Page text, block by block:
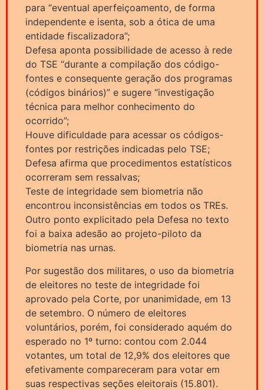
para “eventual aperfeiçoamento, de forma
independente e isenta, sob a ótica de uma
entidade fiscalizadora”;
Defesa aponta possibilidade de acesso à rede
do TSE “durante a compilação dos código-
fontes e consequente geração dos programas
(códigos binários)” e sugere “investigação
técnica para melhor conhecimento do
ocorrido”;
Houve dificuldade para acessar os códigos-
fontes por restrições indicadas pelo TSE;
Defesa afirma que procedimentos estatísticos
ocorreram sem ressalvas;
Teste de integridade sem biometria não
encontrou inconsistências em todos os TREs.
Outro ponto explicitado pela Defesa no texto
foi a baixa adesão ao projeto-piloto da
biometria nas urnas.
Por sugestão dos militares, o uso da biometria
de eleitores no teste de integridade foi
aprovado pela Corte, por unanimidade, em 13
de setembro. O número de eleitores
voluntários, porém, foi considerado aquém do
esperado no 1º turno: contou com 2.044
votantes, um total de 12,9% dos eleitores que
efetivamente compareceram para votar em
suas respectivas seções eleitorais (15.801).